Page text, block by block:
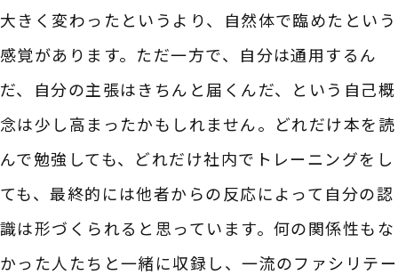
大きく変わったというより、自然体で臨めたという
感覚があります。ただ一方で、自分は通用するん
だ、自分の主張はきちんと届くんだ、という自己概
念は少し高まったかもしれません。どれだけ本を読
んで勉強しても、どれだけ社内でトレーニングをし
ても、最終的には他者からの反応によって自分の認
識は形づくられると思っています。何の関係性もな
かった人たちと一緒に収録し、一流のファシリテー